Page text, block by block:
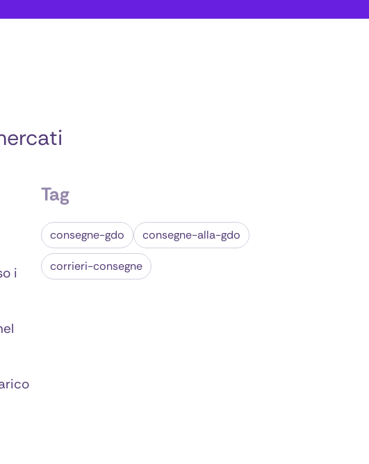
i
Tag
consegne-gdo consegne-alla-gdo
corrieri-consegne